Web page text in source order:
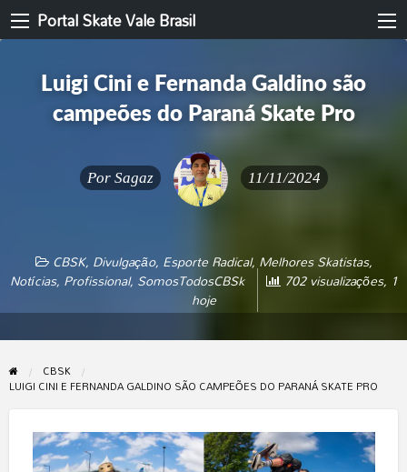
Portal Skate Vale Brasil
Luigi Cini e Fernanda Galdino são
campeões do Paraná Skate Pro
Por Sagaz 11/11/2024
CBSK, Divulgação, Esporte Radical, Melhores Skatistas,
Notícias, Profissional, SomosTodosCBSk 702 visualizações, 1
hoje
CBSK
LUIGI CINI E FERNANDA GALDINO SÃO CAMPEÕES DO PARANÁ SKATE PRO